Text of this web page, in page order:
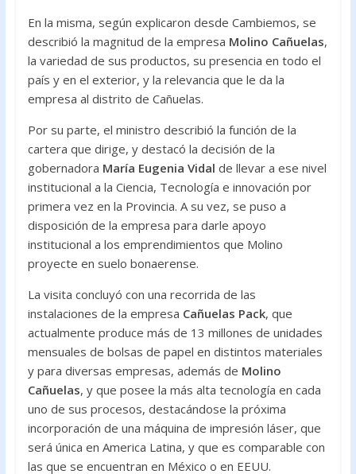
En la misma, según explicaron desde Cambiemos, se
describió la magnitud de la empresa Molino Cañuelas,
la variedad de sus productos, su presencia en todo el
país y en el exterior, y la relevancia que le da la
empresa al distrito de Cañuelas.
Por su parte, el ministro describió la función de la
cartera que dirige, y destacó la decisión de la
gobernadora María Eugenia Vidal de llevar a ese nivel
institucional a la Ciencia, Tecnología e innovación por
primera vez en la Provincia. A su vez, se puso a
disposición de la empresa para darle apoyo
institucional a los emprendimientos que Molino
proyecte en suelo bonaerense.
La visita concluyó con una recorrida de las
instalaciones de la empresa Cañuelas Pack, que
actualmente produce más de 13 millones de unidades
mensuales de bolsas de papel en distintos materiales
y para diversas empresas, además de Molino
Cañuelas, y que posee la más alta tecnología en cada
uno de sus procesos, destacándose la próxima
incorporación de una máquina de impresión láser, que
será única en America Latina, y que es comparable con
las que se encuentran en México o en EEUU.